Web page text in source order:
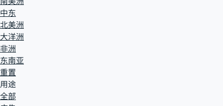
中东
北美洲
大洋洲
非洲
东南亚
重置
用途
全部